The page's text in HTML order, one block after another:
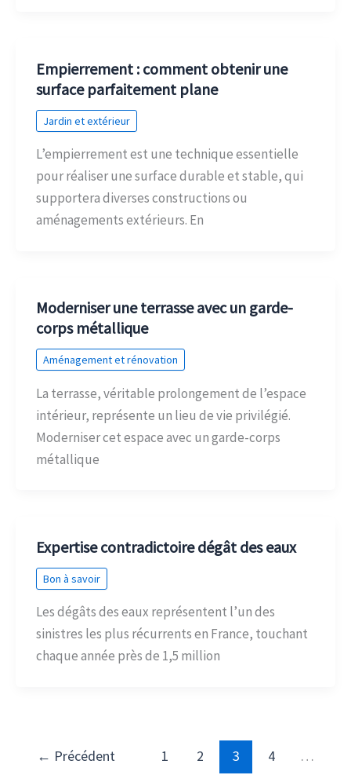
Empierrement : comment obtenir une
surface parfaitement plane
Jardin et extérieur
L’empierrement est une technique essentielle
pour réaliser une surface durable et stable, qui
supportera diverses constructions ou
aménagements extérieurs. En
Moderniser une terrasse avec un garde-
corps métallique
Aménagement et rénovation
La terrasse, véritable prolongement de l’espace
intérieur, représente un lieu de vie privilégié.
Moderniser cet espace avec un garde-corps
métallique
Expertise contradictoire dégât des eaux
Bon à savoir
Les dégâts des eaux représentent l’un des
sinistres les plus récurrents en France, touchant
chaque année près de 1,5 million
← Précédent 1 2 3 4 …